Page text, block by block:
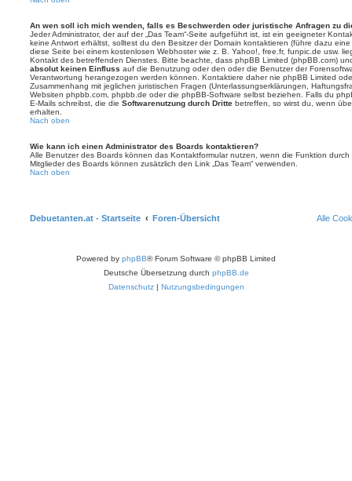
An wen soll ich mich wenden, falls es Beschwerden oder juristische Anfragen zu
Jeder Administrator, der auf der „Das Team“-Seite aufgeführt ist, ist ein geeigneter
keine Antwort erhältst, solltest du den Besitzer der Domain kontaktieren (führe dazu eine
diese Seite bei einem kostenlosen Webhoster wie z. B. Yahoo!, free.fr, funpic.de usw.
Kontakt des betreffenden Dienstes. Bitte beachte, dass phpBB Limited (phpBB.com)
absolut keinen Einfluss auf die Benutzung oder den oder die Benutzer der
Verantwortung herangezogen werden können. Kontaktiere daher nie phpBB Limited
Zusammenhang mit jeglichen juristischen Fragen (Unterlassungserklärungen,
Websiten phpbb.com, phpbb.de oder die phpBB-Software selbst beziehen. Falls du
E-Mails schreibst, die die Softwarenutzung durch Dritte betreffen, so wirst du, wenn
erhalten.
Nach oben
Wie kann ich einen Administrator des Boards kontaktieren?
Alle Benutzer des Boards können das Kontaktformular nutzen, wenn die Funktion
Mitglieder des Boards können zusätzlich den Link „Das Team“ verwenden.
Nach oben
Debuetanten.at - Startseite Foren-Übersicht Alle
Powered by phpBB® Forum Software © phpBB Limited
Deutsche Übersetzung durch phpBB.de
Datenschutz | Nutzungsbedingungen